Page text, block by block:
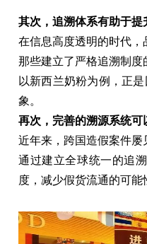
其次，追溯体系有助于
在信息高度透明的时代
那些建立了严格追溯制
以新西兰奶粉为例，正
象。
再次，完善的溯源系统
近年来，跨国造假案件
通过建立全球统一的追
度，减少假货流通的可